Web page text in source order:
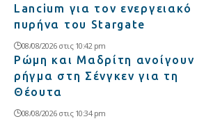
Lancium για τον ενεργειακό
πυρήνα του Stargate
08/08/2026 στις 10:42 pm
Ρώμη και Μαδρίτη ανοίγουν
ρήγμα στη Σένγκεν για τη
Θέουτα
08/08/2026 στις 10:34 pm